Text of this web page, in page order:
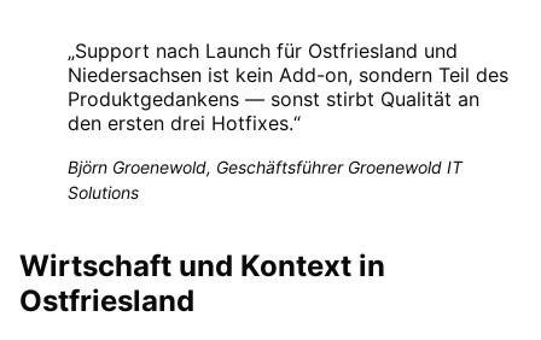
„Support nach Launch für Ostfriesland und
Niedersachsen ist kein Add-on, sondern Teil des
Produktgedankens — sonst stirbt Qualität an
den ersten drei Hotfixes.“
Björn Groenewold, Geschäftsführer Groenewold IT
Solutions
Wirtschaft und Kontext in
Ostfriesland